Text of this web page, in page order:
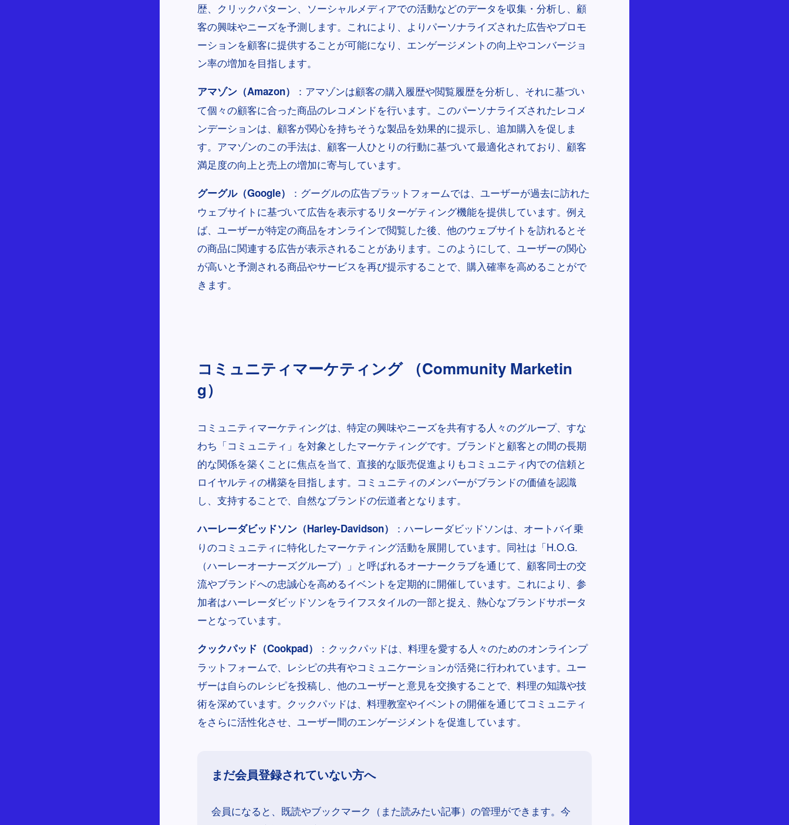
歴、クリックパターン、ソーシャルメディアでの活動などのデータを収集・分析し、顧
客の興味やニーズを予測します。これにより、よりパーソナライズされた広告やプロモ
ーションを顧客に提供することが可能になり、エンゲージメントの向上やコンバージョ
ン率の増加を目指します。
アマゾン（Amazon）
：アマゾンは顧客の購入履歴や閲覧履歴を分析し、それに基づい
て個々の顧客に合った商品のレコメンドを行います。このパーソナライズされたレコメ
ンデーションは、顧客が関心を持ちそうな製品を効果的に提示し、追加購入を促しま
す。アマゾンのこの手法は、顧客一人ひとりの行動に基づいて最適化されており、顧客
満足度の向上と売上の増加に寄与しています。
グーグル（Google）
：グーグルの広告プラットフォームでは、ユーザーが過去に訪れた
ウェブサイトに基づいて広告を表示するリターゲティング機能を提供しています。例え
ば、ユーザーが特定の商品をオンラインで閲覧した後、他のウェブサイトを訪れるとそ
の商品に関連する広告が表示されることがあります。このようにして、ユーザーの関心
が高いと予測される商品やサービスを再び提示することで、購入確率を高めることがで
きます。
コミュニティマーケティング （Community Marketin
g）
コミュニティマーケティングは、特定の興味やニーズを共有する人々のグループ、すな
わち「コミュニティ」を対象としたマーケティングです。ブランドと顧客との間の長期
的な関係を築くことに焦点を当て、直接的な販売促進よりもコミュニティ内での信頼と
ロイヤルティの構築を目指します。コミュニティのメンバーがブランドの価値を認識
し、支持することで、自然なブランドの伝道者となります。
ハーレーダビッドソン（Harley-Davidson）
：ハーレーダビッドソンは、オートバイ乗
りのコミュニティに特化したマーケティング活動を展開しています。同社は「H.O.G.
（ハーレーオーナーズグループ）」と呼ばれるオーナークラブを通じて、顧客同士の交
流やブランドへの忠誠心を高めるイベントを定期的に開催しています。これにより、参
加者はハーレーダビッドソンをライフスタイルの一部と捉え、熱心なブランドサポータ
ーとなっています。
クックパッド（Cookpad）
：クックパッドは、料理を愛する人々のためのオンラインプ
ラットフォームで、レシピの共有やコミュニケーションが活発に行われています。ユー
ザーは自らのレシピを投稿し、他のユーザーと意見を交換することで、料理の知識や技
術を深めています。クックパッドは、料理教室やイベントの開催を通じてコミュニティ
をさらに活性化させ、ユーザー間のエンゲージメントを促進しています。
まだ会員登録されていない方へ
会員になると、既読やブックマーク（また読みたい記事）の管理ができます。今